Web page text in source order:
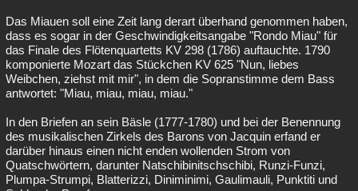
Das Miauen soll eine Zeit lang derart überhand genommen haben,
dass es sogar in der Geschwindigkeitsangabe "Rondo Miau" für
das Finale des Flötenquartetts KV 298 (1786) auftauchte. 1790
komponierte Mozart das Stückchen KV 625 "Nun, liebes
Weibchen, ziehst mit mir", in dem die Sopranstimme dem Bass
antwortet: "Miau, miau, miau, miau."
In den Briefen an sein Bäsle (1777-1780) und bei der Benennung
des musikalischen Zirkels des Barons von Jacquin erfand er
darüber hinaus einen nicht enden wollenden Strom von
Quatschwörtern, darunter Natschibinitschschibi, Runzi-Funzi,
Plumpa-Strumpi, Blatterizzi, Diniminimi, Gaulimauli, Punktiti und